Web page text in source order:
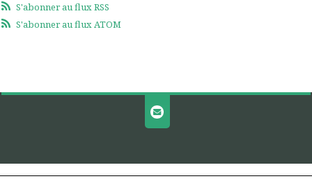
S'abonner au flux RSS
S'abonner au flux ATOM